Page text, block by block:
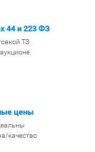
44 и 223 ФЗ
ТЗ.
цены
качество